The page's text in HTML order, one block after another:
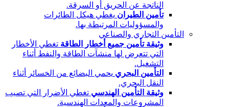
الناتجة عن الحريق أو السرقة.
تأمين الطيران يغطي هيكل الطائرات
والمسؤوليات المرتبطة بها.
التأمين التجاري والصناعي
وثيقة تأمين جميع أخطار الطاقة تغطي الأخطار
التي تتعرض لها منشآت الطاقة والنفط أثناء
التشغيل.
التأمين البحري يحمي البضائع من الخسائر أثناء
النقل البحري.
وثيقة التأمين الهندسي تغطي الأضرار التي تصيب
المشروعات والمعدات الهندسية.